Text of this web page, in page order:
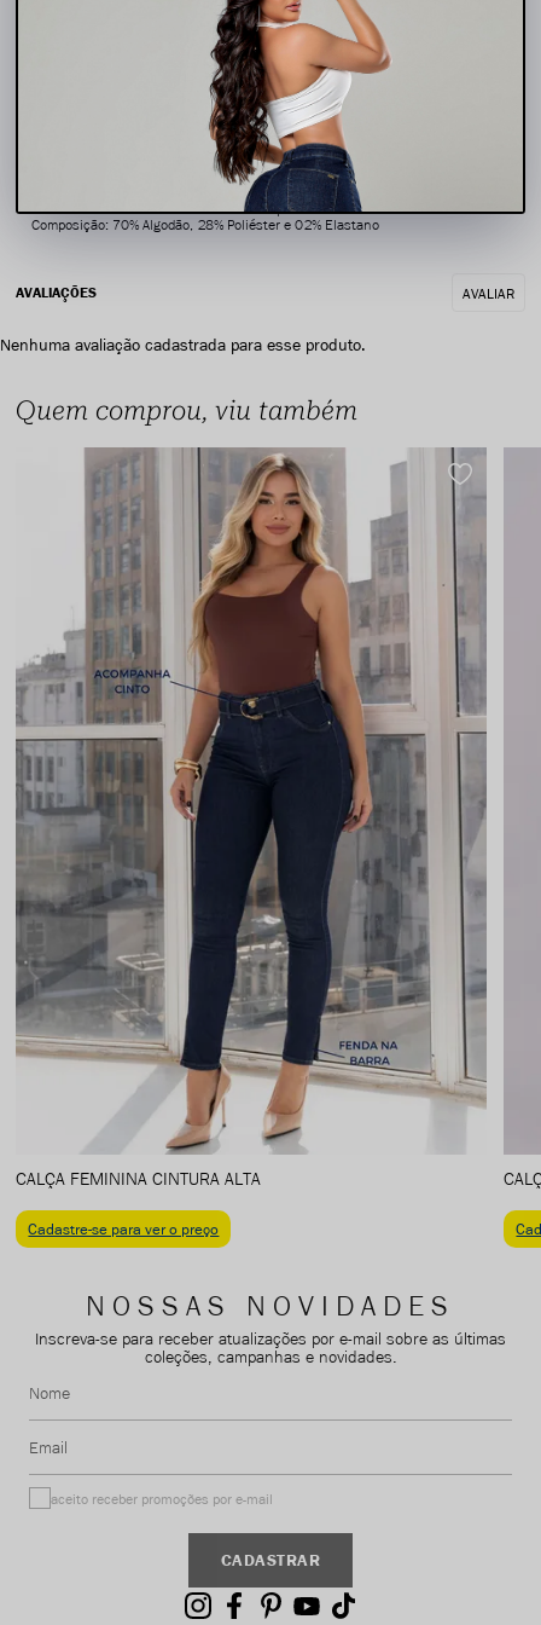
Detalhes: Cintura alta - Modelagem levanta bumbum - Cinto removível - Bolsos
úteis - Fenda na barra - Cor amaciada especial
Composição: 70% Algodão, 28% Poliéster e 02% Elastano
AVALIAR
Nenhuma avaliação cadastrada para esse produto.
Quem comprou, viu também
CALÇA FEMININA CINTURA ALTA
Cadastre-se para ver o preço
NOSSAS NOVIDADES
Inscreva-se para receber atualizações por e-mail sobre as últimas
coleções, campanhas e novidades.
Nome
Email
CADASTRAR
aceito receber promoções por e-mail